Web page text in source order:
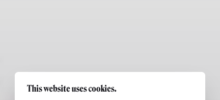
This website uses cookies.